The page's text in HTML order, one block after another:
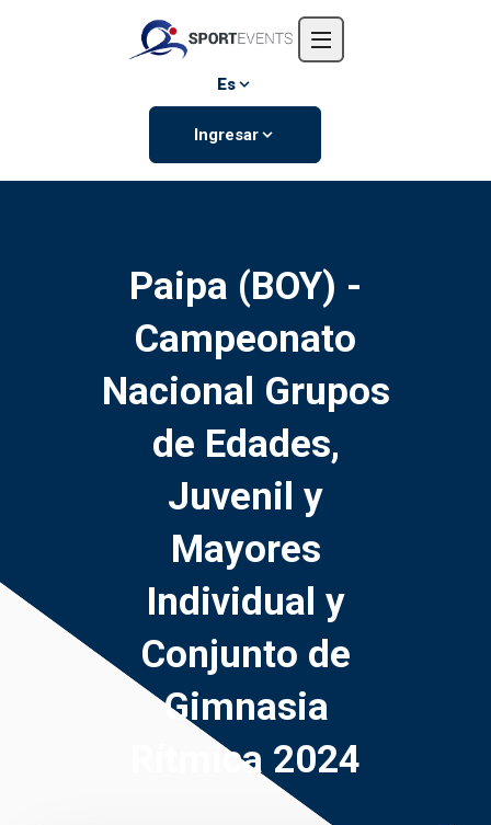
Eventos
Es
Ingresar
Paipa (BOY) -
Campeonato
Nacional Grupos
de Edades,
Juvenil y
Mayores
Individual y
Conjunto de
Gimnasia
Rítmica 2024